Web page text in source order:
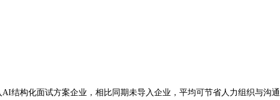
结构化面试方案企业，相比同期未导入企业，平均可节省人力组织与沟